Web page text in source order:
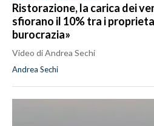
Ristorazione, la carica dei
sfiorano il 10% tra i
burocrazia»
Video di Andrea Sechi
Andrea Sechi